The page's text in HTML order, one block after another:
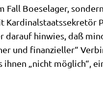
Boe­se­la­ger,
Kar­di­nal­staats­se­kre­tör
dar­auf hin­wies, daß
und finan­zi­el­ler“
„nicht mög­lich“,